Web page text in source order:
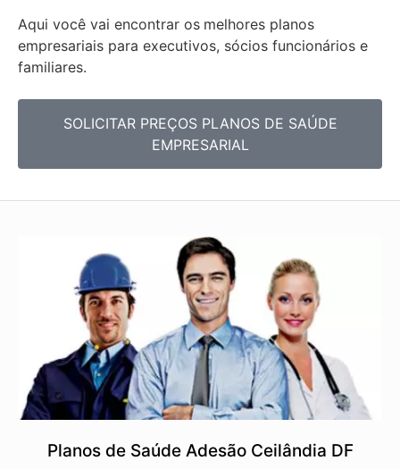
Aqui você vai encontrar os melhores planos
empresariais para executivos, sócios funcionários e
familiares.
SOLICITAR PREÇOS PLANOS DE SAÚDE
EMPRESARIAL
Planos de Saúde Adesão Ceilândia DF